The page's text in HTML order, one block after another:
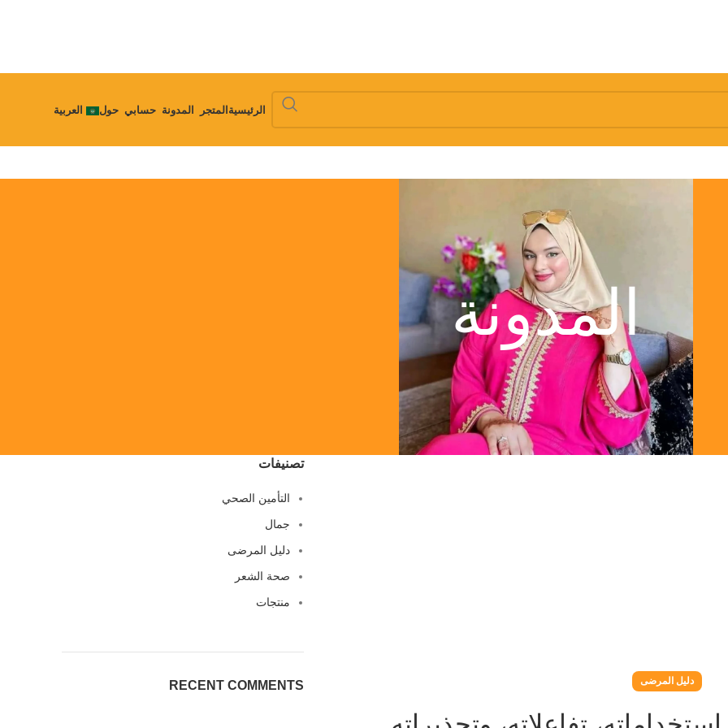
الرئيسيةالمتجر المدونة حسابي حول العربية
المدونة
دليل المرضى
تصنيفات
التأمين الصحي
جمال
دليل المرضى
صحة الشعر
منتجات
RECENT COMMENTS